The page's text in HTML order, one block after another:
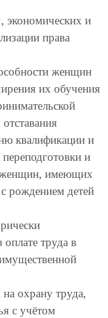
экономических и
права
женщин
их обучения
квалификации и
и
женщин, имеющих
рождением детей
труда в
охрану труда,
с учётом